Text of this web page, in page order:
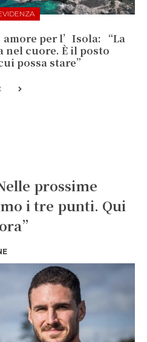
per l’Isola: “La
nel cuore. È il posto
possa stare”